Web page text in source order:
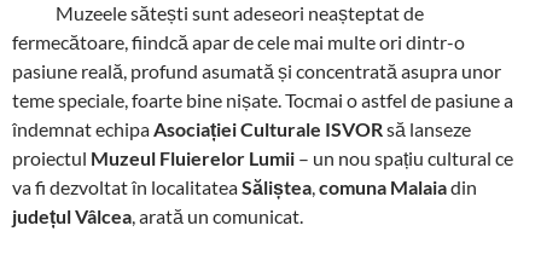
Muzeele sătești sunt adeseori neașteptat de
fermecătoare, fiindcă apar de cele mai multe ori dintr-o
pasiune reală, profund asumată și concentrată asupra unor
teme speciale, foarte bine nișate. Tocmai o astfel de pasiune a
îndemnat echipaAsociației Culturale ISVORsă lanseze
proiectul Muzeul Fluierelor Lumii – un nou spațiu cultural ce
va fi dezvoltat în localitateaSăliștea,comuna Malaiadin
județul Vâlcea, arată un comunicat.